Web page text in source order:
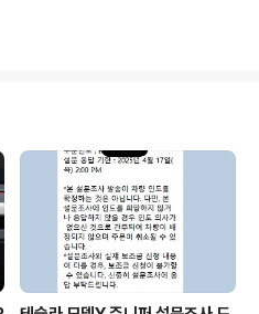
육! ▲ 수육의 경
. 간판에서는
어가야 12명이
분들도 있겠지
시는 분들이 꽤
인원이 8명정도
! ▲ 자리를 잡으